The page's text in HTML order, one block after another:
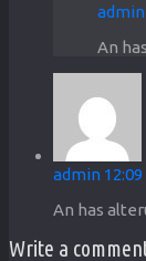
admin
An
admin
An has
Write a